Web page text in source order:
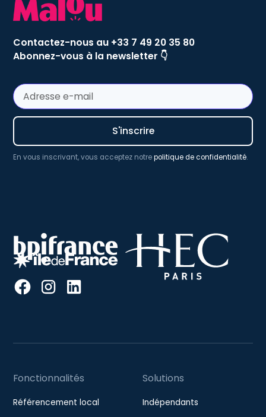
Contactez-nous au +33 7 49 20 35 80
Abonnez-vous à la newsletter 👇
En vous inscrivant, vous acceptez notrepolitique de confidentialité.
Fonctionnalités
Référencement local
Solutions
Indépendants